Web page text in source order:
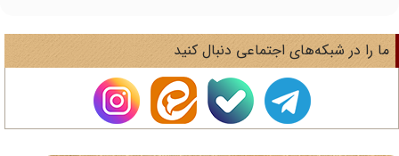
را در شبکه‌های اجتماعی دنبال کنید